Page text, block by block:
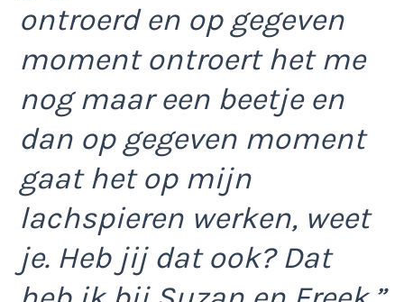
ontroerd en op gegeven
moment ontroert het me
nog maar een beetje en
dan op gegeven moment
gaat het op mijn
lachspieren werken, weet
je. Heb jij dat ook? Dat